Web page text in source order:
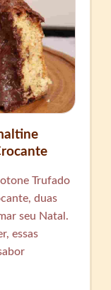
Trufado
duas
seu Natal.
essas